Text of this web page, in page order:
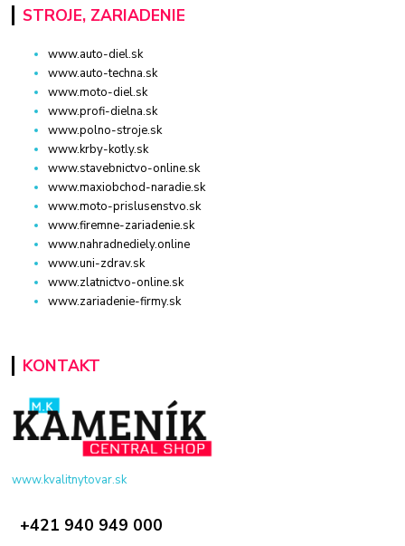
STROJE, ZARIADENIE
www.auto-diel.sk
www.auto-techna.sk
www.moto-diel.sk
www.profi-dielna.sk
www.polno-stroje.sk
www.krby-kotly.sk
www.stavebnictvo-online.sk
www.maxiobchod-naradie.sk
www.moto-prislusenstvo.sk
www.firemne-zariadenie.sk
www.nahradnediely.online
www.uni-zdrav.sk
www.zlatnictvo-online.sk
www.zariadenie-firmy.sk
KONTAKT
www.kvalitnytovar.sk
+421 940 949 000